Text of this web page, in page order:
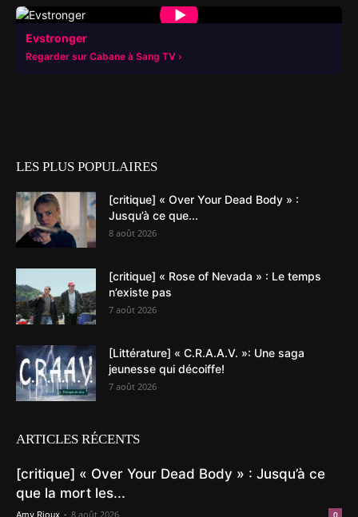
▶
Evstronger
Regarder sur Cabane à Sang TV
LES PLUS POPULAIRES
[critique] « Over Your Dead Body » :
Jusqu’à ce que...
8 août 2026
[critique] « Rose of Nevada » : Le temps
n’existe pas
7 août 2026
[Littérature] « C.R.A.A.V. »: Une saga
jeunesse qui décoiffe!
7 août 2026
ARTICLES RÉCENTS
[critique] « Over Your Dead Body » : Jusqu’à ce
que la mort les...
Amy Rioux - 8 août 2026 0